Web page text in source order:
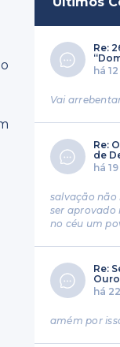
Re:
há
Vai
Re:
de
há
salvação não
ser aprovado
no céu um
Re:
há
amém por